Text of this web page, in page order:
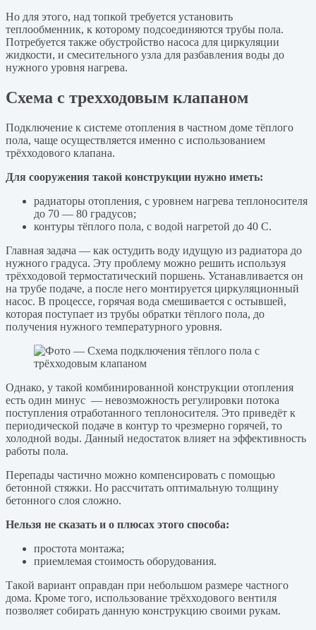
Но для этого, над топкой требуется установить
теплообменник, к которому подсоединяются трубы пола.
Потребуется также обустройство насоса для циркуляции
жидкости, и смесительного узла для разбавления воды до
нужного уровня нагрева.
Схема с трехходовым клапаном
Подключение к системе отопления в частном доме тёплого
пола, чаще осуществляется именно с использованием
трёхходового клапана.
Для сооружения такой конструкции нужно иметь:
радиаторы отопления, с уровнем нагрева теплоносителя
до 70 — 80 градусов;
контуры тёплого пола, с водой нагретой до 40 С.
Главная задача — как остудить воду идущую из радиатора до
нужного градуса. Эту проблему можно решить используя
трёхходовой термостатический поршень. Устанавливается он
на трубе подаче, а после него монтируется циркуляционный
насос. В процессе, горячая вода смешивается с остывшей,
которая поступает из трубы обратки тёплого пола, до
получения нужного температурного уровня.
Однако, у такой комбинированной конструкции отопления
есть один минус — невозможность регулировки потока
поступления отработанного теплоносителя. Это приведёт к
периодической подаче в контур то чрезмерно горячей, то
холодной воды. Данный недостаток влияет на эффективность
работы пола.
Перепады частично можно компенсировать с помощью
бетонной стяжки. Но рассчитать оптимальную толщину
бетонного слоя сложно.
Нельзя не сказать и о плюсах этого способа:
простота монтажа;
приемлемая стоимость оборудования.
Такой вариант оправдан при небольшом размере частного
дома. Кроме того, использование трёхходового вентиля
позволяет собирать данную конструкцию своими рукам.